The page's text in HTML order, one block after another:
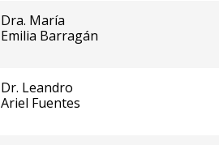
Dra. María
Emilia Barragán
Dr. Leandro
Ariel Fuentes